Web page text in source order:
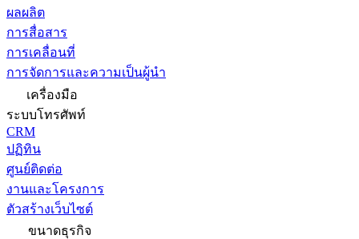
ผลผลิต
การสื่อสาร
การเคลื่อนที่
การจัดการและความเป็นผู้นำ
เครื่องมือ
ระบบโทรศัพท์
CRM
ปฏิทิน
ศูนย์ติดต่อ
งานและโครงการ
ตัวสร้างเว็บไซต์
ขนาดธุรกิจ